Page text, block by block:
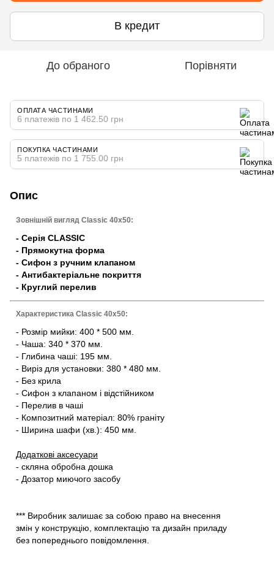
В кредит
До обраного Порівняти
ОПЛАТА ЧАСТИНАМИ
6 платежів по 1 462.50 грн
ПОКУПКА ЧАСТИНАМИ
5 платежів по 1 755.00 грн
Опис
Зовнішній вигляд Classic 40x50:
- Серія CLASSIC
- Прямокутна форма
- Сифон з ручним клапаном
- Антибактеріальне покриття
- Круглий перелив
Характеристика Classic 40x50:
- Розмір мийки: 400 * 500 мм.
- Чаша: 340 * 370 мм.
- Глибина чаші: 195 мм.
- Виріз для установки: 380 * 480 мм.
- Без крила
- Сифон з клапаном і відстійником
- Перелив в чаші
- Композитний матеріал: 80% граніту
- Ширина шафи (хв.): 450 мм.
Додаткові аксесуари
- скляна обробна дошка
- Дозатор миючого засобу
*** Виробник залишає за собою право на внесення
змін у конструкцію, комплектацію та дизайн приладу
без попереднього повідомлення.